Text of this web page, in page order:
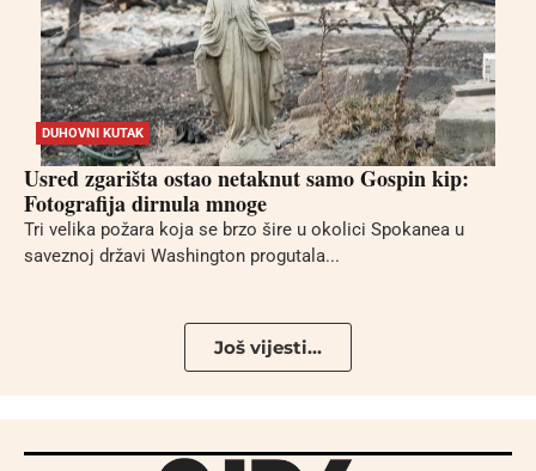
DUHOVNI KUTAK
Usred zgarišta ostao netaknut samo Gospin kip:
Fotografija dirnula mnoge
Tri velika požara koja se brzo šire u okolici Spokanea u
saveznoj državi Washington progutala...
Još vijesti...